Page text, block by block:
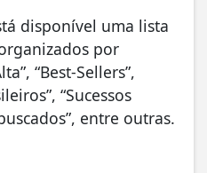
disponível uma lista
por
“Best-Sellers”,
“Sucessos
entre outras.